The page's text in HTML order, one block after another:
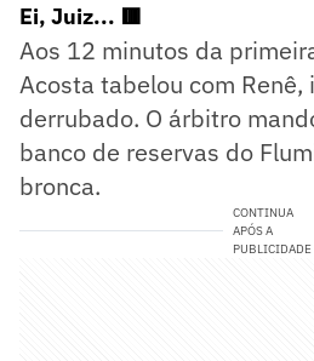
Ei, Juiz... 🟥
Aos 12 minutos da
Acosta tabelou com Renê,
derrubado. O árbitro
banco de reservas do
bronca.
CONTINUA
APÓS A
PUBLICIDADE